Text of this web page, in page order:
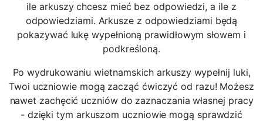
ile arkuszy chcesz mieć bez odpowiedzi, a ile z
odpowiedziami. Arkusze z odpowiedziami będą
pokazywać lukę wypełnioną prawidłowym słowem i
podkreśloną.
Po wydrukowaniu wietnamskich arkuszy wypełnij luki,
Twoi uczniowie mogą zacząć ćwiczyć od razu! Możesz
nawet zachęcić uczniów do zaznaczania własnej pracy
- dzięki tym arkuszom uczniowie mogą sprawdzić